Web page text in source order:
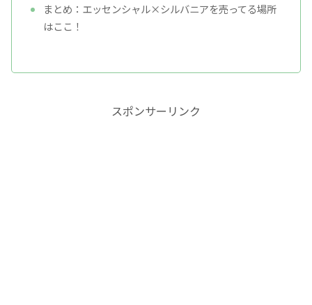
まとめ：エッセンシャル×シルバニアを売ってる場所
はここ！
スポンサーリンク